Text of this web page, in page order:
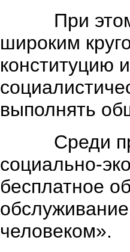
При этом
широким
конституцию
выполнять
Среди
социально-
бесплатное
человеком».